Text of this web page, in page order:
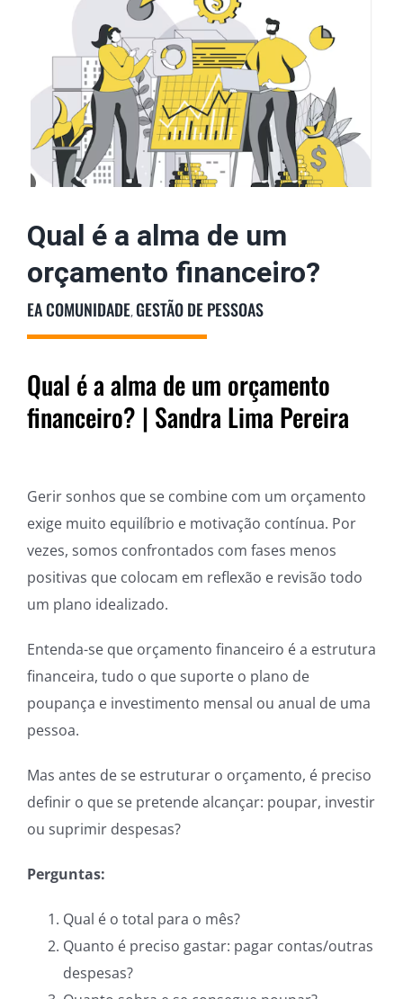
Colunistas
imagem
Qual é a alma de um
orçamento financeiro?
EA COMUNIDADE,GESTÃO DE PESSOAS
Qual é a alma de um orçamento
financeiro? | Sandra Lima Pereira
Gerir sonhos que se combine com um orçamento
exige muito equilíbrio e motivação contínua. Por
vezes, somos confrontados com fases menos
positivas que colocam em reflexão e revisão todo
um plano idealizado.
Entenda-se que orçamento financeiro é a estrutura
financeira, tudo o que suporte o plano de
poupança e investimento mensal ou anual de uma
pessoa.
Mas antes de se estruturar o orçamento, é preciso
definir o que se pretende alcançar: poupar, investir
ou suprimir despesas?
Perguntas:
Qual é o total para o mês?
Quanto é preciso gastar: pagar contas/outras
despesas?